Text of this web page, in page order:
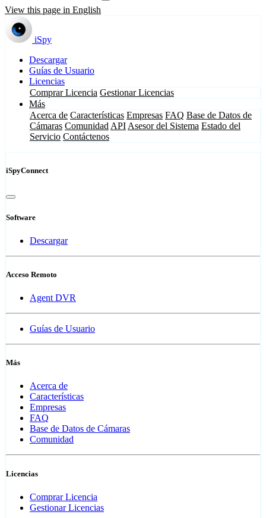
View this page in English
iSpy
Descargar
Guías de Usuario
Licencias
Comprar Licencia Gestionar Licencias
Más
Acerca de Características Empresas FAQ Base de Datos de
Cámaras Comunidad API Asesor del Sistema Estado del
Servicio Contáctenos
iSpyConnect
Software
Descargar
Acceso Remoto
Agent DVR
Guías de Usuario
Más
Acerca de
Características
Empresas
FAQ
Base de Datos de Cámaras
Comunidad
Licencias
Comprar Licencia
Gestionar Licencias